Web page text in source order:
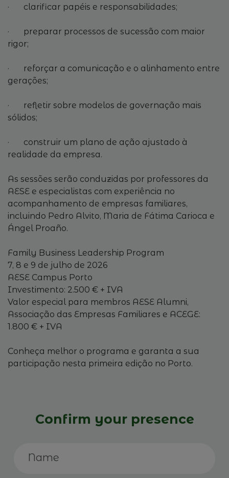
· clarificar papéis e responsabilidades;
· preparar processos de sucessão com maior
rigor;
· reforçar a comunicação e o alinhamento entre
gerações;
· refletir sobre modelos de governação mais
sólidos;
· construir um plano de ação ajustado à
realidade da empresa.
As sessões serão conduzidas por professores da
AESE e especialistas com experiência no
acompanhamento de empresas familiares,
incluindo Pedro Alvito, Maria de Fátima Carioca e
Ángel Proaño.
Family Business Leadership Program
7, 8 e 9 de julho de 2026
AESE Campus Porto
Investimento: 2.500 € + IVA
Valor especial para membros AESE Alumni,
Associação das Empresas Familiares e ACEGE:
1.800 € + IVA
Conheça melhor o programa e garanta a sua
participação nesta primeira edição no Porto.
Confirm your presence